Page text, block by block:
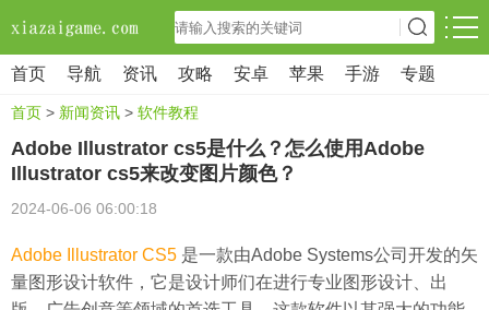
首页 导航 资讯 攻略 安卓 苹果 手游 专题
首页 > 新闻资讯 > 软件教程
Adobe Illustrator cs5是什么？怎么使用Adobe
Illustrator cs5来改变图片颜色？
2024-06-06 06:00:18
Adobe Illustrator CS5 是一款由Adobe Systems公司开发的矢
量图形设计软件，它是设计师们在进行专业图形设计、出